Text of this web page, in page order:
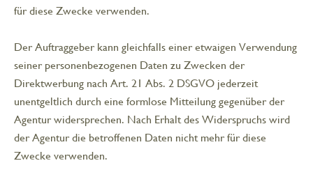
für diese Zwecke verwenden.
Der Auftraggeber kann gleichfalls einer etwaigen Verwendung
seiner personenbezogenen Daten zu Zwecken der
Direktwerbung nach Art. 21 Abs. 2 DSGVO jederzeit
unentgeltlich durch eine formlose Mitteilung gegenüber der
Agentur widersprechen. Nach Erhalt des Widerspruchs wird
der Agentur die betroffenen Daten nicht mehr für diese
Zwecke verwenden.